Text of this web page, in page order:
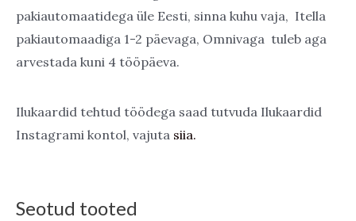
pakiautomaatidega üle Eesti, sinna kuhu vaja, Itella
pakiautomaadiga 1-2 päevaga, Omnivaga tuleb aga
arvestada kuni 4 tööpäeva.
Ilukaardid tehtud töödega saad tutvuda Ilukaardid
Instagrami kontol, vajuta siia.
Seotud tooted